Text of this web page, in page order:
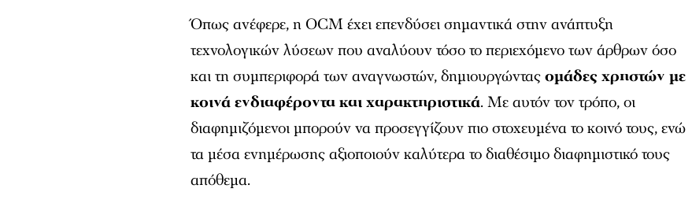
Όπως ανέφερε, η OCM έχει επενδύσει σημαντικά στην ανάπτυξη
τεχνολογικών λύσεων που αναλύουν τόσο το περιεχόμενο των άρθρων όσο
και τη συμπεριφορά των αναγνωστών, δημιουργώνταςομάδες χρηστών με
κοινά ενδιαφέροντα και χαρακτηριστικά. Με αυτόν τον τρόπο, οι
διαφημιζόμενοι μπορούν να προσεγγίζουν πιο στοχευμένα το κοινό τους, ενώ
τα μέσα ενημέρωσης αξιοποιούν καλύτερα το διαθέσιμο διαφημιστικό τους
απόθεμα.